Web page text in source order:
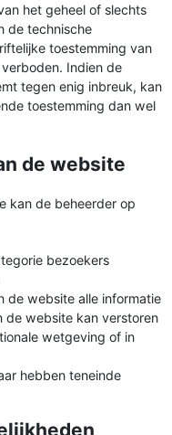
het geheel of slechts
de technische
toestemming van
Indien de
tegen enig inbreuk, kan
toestemming dan wel
de website
kan de beheerder op
bezoekers
de website alle informatie
de website kan verstoren
wetgeving of in
hebben teneinde